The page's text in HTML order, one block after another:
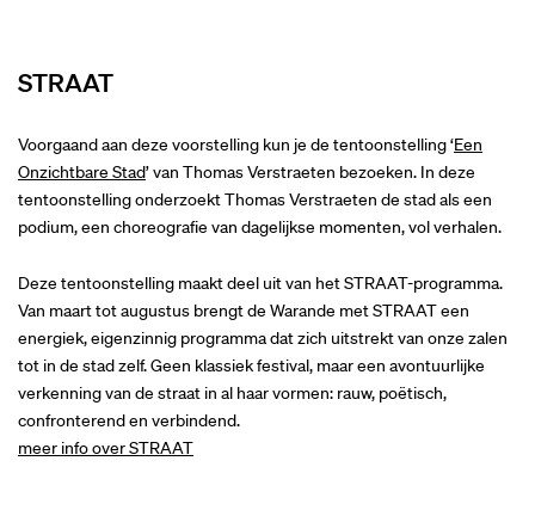
STRAAT
Voorgaand aan deze voorstelling kun je de tentoonstelling ‘Een
Onzichtbare Stad’ van Thomas Verstraeten bezoeken. In deze
tentoonstelling onderzoekt Thomas Verstraeten de stad als een
podium, een choreografie van dagelijkse momenten, vol verhalen.
Deze tentoonstelling maakt deel uit van het STRAAT-programma.
Van maart tot augustus brengt de Warande met STRAAT een
energiek, eigenzinnig programma dat zich uitstrekt van onze zalen
tot in de stad zelf. Geen klassiek festival, maar een avontuurlijke
verkenning van de straat in al haar vormen: rauw, poëtisch,
confronterend en verbindend.
meer info over STRAAT